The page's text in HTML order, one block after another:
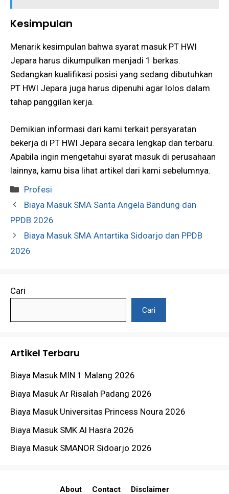
Kesimpulan
Menarik kesimpulan bahwa syarat masuk PT HWI
Jepara harus dikumpulkan menjadi 1 berkas.
Sedangkan kualifikasi posisi yang sedang dibutuhkan
PT HWI Jepara juga harus dipenuhi agar lolos dalam
tahap panggilan kerja.
Demikian informasi dari kami terkait persyaratan
bekerja di PT HWI Jepara secara lengkap dan terbaru.
Apabila ingin mengetahui syarat masuk di perusahaan
lainnya, kamu bisa lihat artikel dari kami sebelumnya.
Kategori
Profesi
Biaya Masuk SMA Santa Angela Bandung dan
PPDB 2026
Biaya Masuk SMA Antartika Sidoarjo dan PPDB
2026
Cari
Cari
Artikel Terbaru
Biaya Masuk MIN 1 Malang 2026
Biaya Masuk Ar Risalah Padang 2026
Biaya Masuk Universitas Princess Noura 2026
Biaya Masuk SMK Al Hasra 2026
Biaya Masuk SMANOR Sidoarjo 2026
About Contact Disclaimer